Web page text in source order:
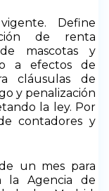
Define
de renta
mascotas y
a efectos de
cláusulas de
y penalización
la ley. Por
contadores y
un mes para
la Agencia de